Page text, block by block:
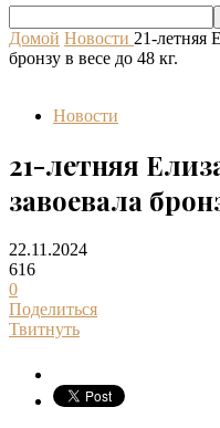
Домой Новости 21-летняя
бронзу в весе до 48 кг.
Новости
21-летняя
завоевала
22.11.2024
616
0
Поделиться
Твитнуть